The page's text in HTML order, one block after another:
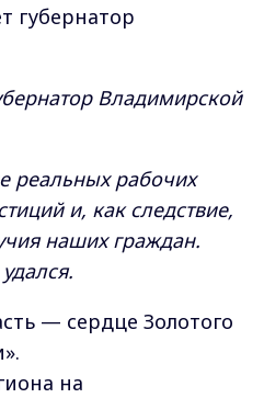
губернатор
Владимирской
реальных рабочих
и, как следствие,
наших граждан.
— сердце Золотого
на